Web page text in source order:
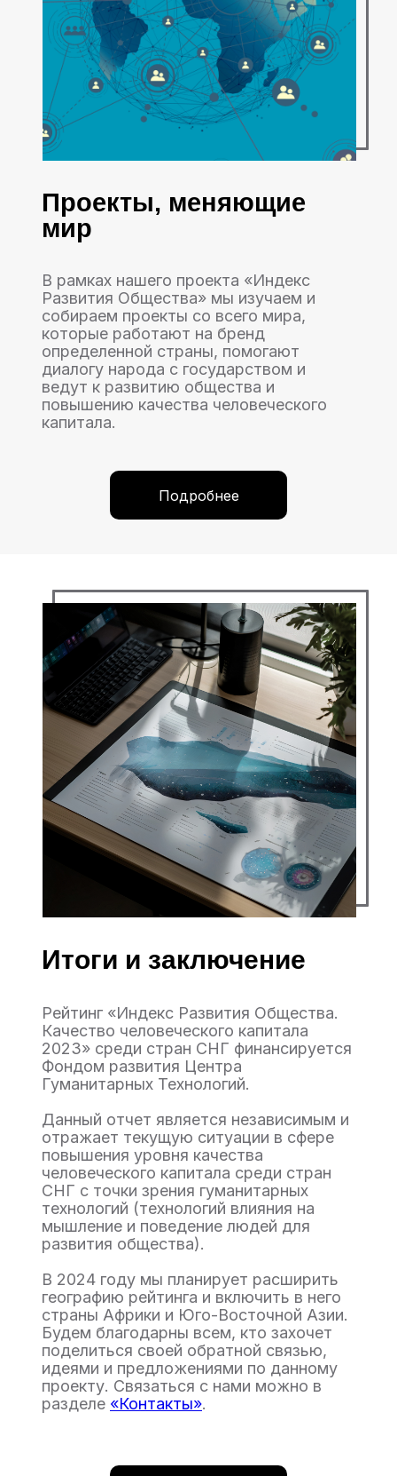
В рамках нашего проекта «Индекс
Развития Общества» мы изучаем и
собираем проекты со всего мира,
которые работают на бренд
определенной страны, помогают
диалогу народа с государством и
ведут к развитию общества и
повышению качества человеческого
капитала.
Проекты, меняющие
мир
Подробнее
Рейтинг «Индекс Развития Общества.
Качество человеческого капитала
2023» среди стран СНГ финансируется
Фондом развития Центра
Гуманитарных Технологий.
Данный отчет является независимым и
отражает текущую ситуации в сфере
повышения уровня качества
человеческого капитала среди стран
СНГ с точки зрения гуманитарных
технологий (технологий влияния на
мышление и поведение людей для
развития общества).
В 2024 году мы планирует расширить
географию рейтинга и включить в него
страны Африки и Юго-Восточной Азии.
Будем благодарны всем, кто захочет
поделиться своей обратной связью,
идеями и предложениями по данному
проекту. Связаться с нами можно в
разделе «Контакты».
Итоги и заключение